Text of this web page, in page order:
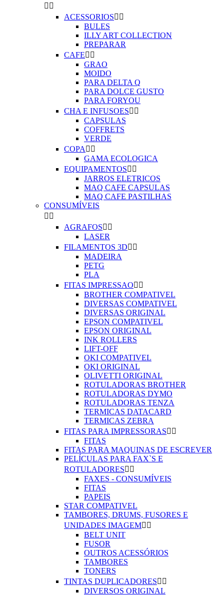
 
ACESSORIOS 
BULES
ILLY ART COLLECTION
PREPARAR
CAFE 
GRAO
MOIDO
PARA DELTA Q
PARA DOLCE GUSTO
PARA FORYOU
CHA E INFUSOES 
CAPSULAS
COFFRETS
VERDE
COPA  
GAMA ECOLOGICA
EQUIPAMENTOS 
JARROS ELETRICOS
MAQ CAFE CAPSULAS
MAQ CAFE PASTILHAS
CONSUMÍVEIS
 
AGRAFOS 
LASER
FILAMENTOS 3D 
MADEIRA
PETG
PLA
FITAS IMPRESSAO 
BROTHER COMPATIVEL
DIVERSAS COMPATIVEL
DIVERSAS ORIGINAL
EPSON COMPATIVEL
EPSON ORIGINAL
INK ROLLERS
LIFT-OFF
OKI COMPATIVEL
OKI ORIGINAL
OLIVETTI ORIGINAL
ROTULADORAS BROTHER
ROTULADORAS DYMO
ROTULADORAS TENZA
TERMICAS DATACARD
TERMICAS ZEBRA
FITAS PARA IMPRESSORAS 
FITAS
FITAS PARA MAQUINAS DE ESCREVER
PELÍCULAS PARA FAX`S E
ROTULADORES 
FAXES - CONSUMÍVEIS
FITAS
PAPEIS
STAR COMPATIVEL
TAMBORES, DRUMS, FUSORES E
UNIDADES IMAGEM 
BELT UNIT
FUSOR
OUTROS ACESSÓRIOS
TAMBORES
TONERS
TINTAS DUPLICADORES 
DIVERSOS ORIGINAL